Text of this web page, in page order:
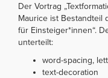
Der Vortrag
Maurice ist Bestandteil
für Einsteiger*innen“.
unterteilt:
word-spacing,
text-decoration